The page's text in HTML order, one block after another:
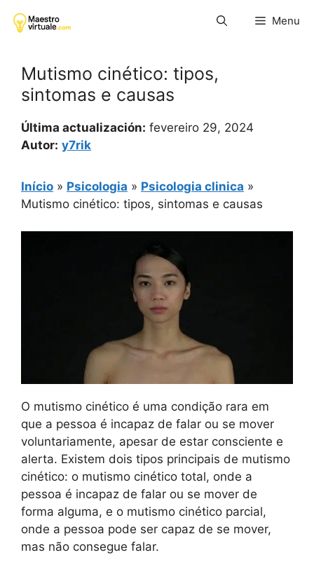
para
Menu
Mutismo cinético: tipos,
sintomas e causas
Última actualización: fevereiro 29, 2024
Autor: y7rik
Início » Psicologia » Psicologia clinica »
Mutismo cinético: tipos, sintomas e causas
O mutismo cinético é uma condição rara em
que a pessoa é incapaz de falar ou se mover
voluntariamente, apesar de estar consciente e
alerta. Existem dois tipos principais de mutismo
cinético: o mutismo cinético total, onde a
pessoa é incapaz de falar ou se mover de
forma alguma, e o mutismo cinético parcial,
onde a pessoa pode ser capaz de se mover,
mas não consegue falar.